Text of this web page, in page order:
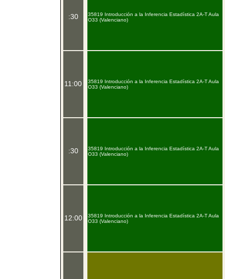
:30
11:00
:30
12:00
35819 Introducción a la Inferencia Estadística 2A-T Aula
O33 (Valenciano)
35819 Introducción a la Inferencia Estadística 2A-T Aula
O33 (Valenciano)
35819 Introducción a la Inferencia Estadística 2A-T Aula
O33 (Valenciano)
35819 Introducción a la Inferencia Estadística 2A-T Aula
O33 (Valenciano)